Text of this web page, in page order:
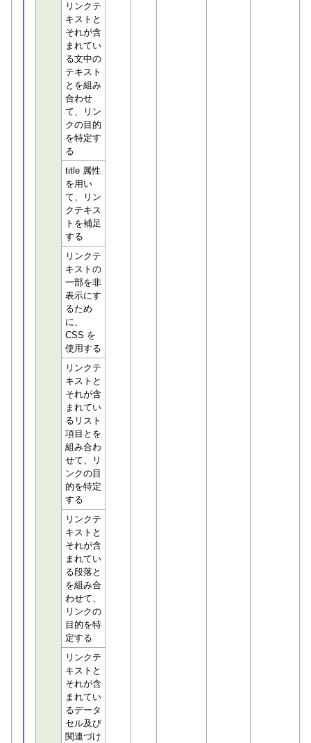
リンクテ
キストと
それが含
まれてい
る文中の
テキスト
とを組み
合わせ
て、リン
クの目的
を特定す
る
title 属性
を用い
て、リン
クテキス
トを補足
する
リンクテ
キストの
一部を非
表示にす
るため
に、
CSS を
使用する
リンクテ
キストと
それが含
まれてい
るリスト
項目とを
組み合わ
せて、リ
ンクの目
的を特定
する
リンクテ
キストと
それが含
まれてい
る段落と
を組み合
わせて、
リンクの
目的を特
定する
リンクテ
キストと
それが含
まれてい
るデータ
セル及び
関連づけ